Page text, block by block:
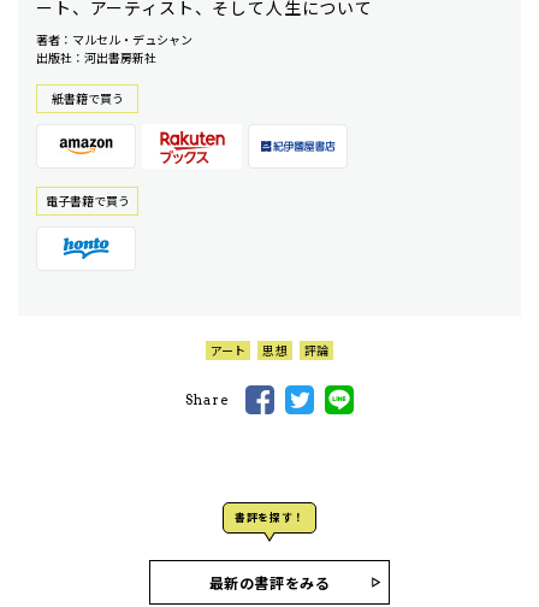
ート、アーティスト、そして人生について
著者：マルセル・デュシャン
出版社：河出書房新社
紙書籍で買う
電⼦書籍で買う
アート 思想 評論
Share
書評を探す！
最新の書評をみる